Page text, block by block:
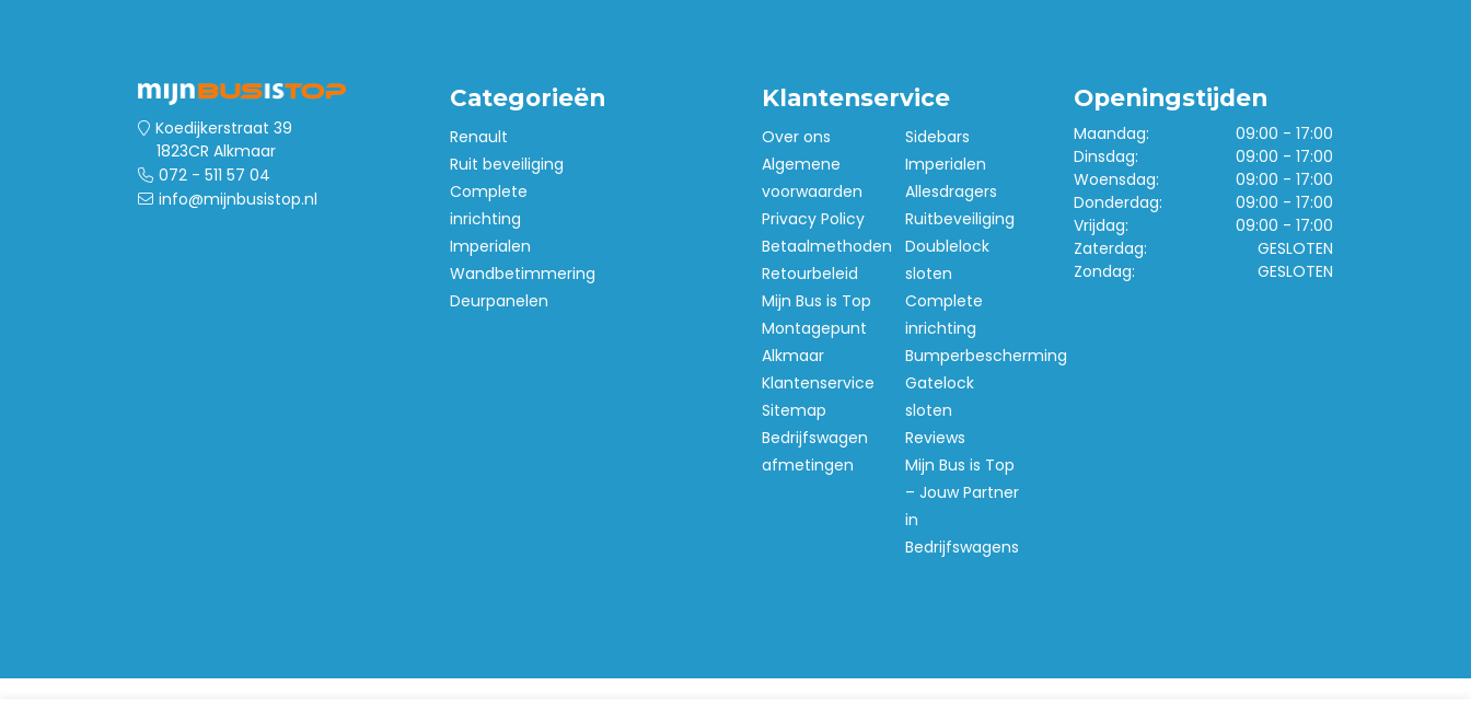
Koedijkerstraat 39
1823CR Alkmaar
072 - 511 57 04
info@mijnbusistop.nl
Categorieën
Renault
Ruit beveiliging
Complete
inrichting
Imperialen
Wandbetimmering
Deurpanelen
Klantenservice
Over ons
Algemene
voorwaarden
Privacy Policy
Betaalmethoden
Retourbeleid
Mijn Bus is Top
Montagepunt
Alkmaar
Klantenservice
Sitemap
Bedrijfswagen
afmetingen
Sidebars
Imperialen
Allesdragers
Ruitbeveiliging
Doublelock
sloten
Complete
inrichting
Bumperbescherming
Gatelock
sloten
Reviews
Mijn Bus is Top
– Jouw Partner
in
Bedrijfswagens
Openingstijden
Maandag:
09:00 - 17:00
Dinsdag:
09:00 - 17:00
Woensdag:
09:00 - 17:00
Donderdag:
09:00 - 17:00
Vrijdag:
09:00 - 17:00
Zaterdag:
GESLOTEN
Zondag:
GESLOTEN